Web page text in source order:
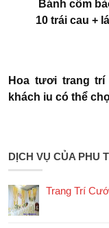
Bánh cốm
10 trái cau + lá
Hoa tươi trang trí
khách iu có thể
DỊCH VỤ CỦA PHU
Trang Trí